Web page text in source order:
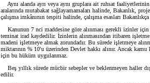
Aynı alanda ayrı veya aynı gruplara ait ruhsat faaliyetlerinin
aralarında mutabakat sağlayamamaları halinde, Bakanlık,
çalışma imkânının tespiti halinde, çalışma esasları
Kanunun 7 nci maddesine göre alınması gerekli izinler
teminat irad kaydedilir. İzinlerin alınmasından itibaren
madeni işletmeye almak zorundadır. Bu sürede işletmeye
miktarının % 10'u üzerinden Devlet hakkı alınır. Ancak
için bu hüküm uygulanmaz.
Beş yıllık sürede mücbir sebepler ve beklenmeyen haller
edilir.